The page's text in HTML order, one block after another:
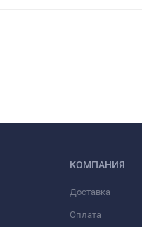
КОМПАНИЯ
Доставка
Оплата